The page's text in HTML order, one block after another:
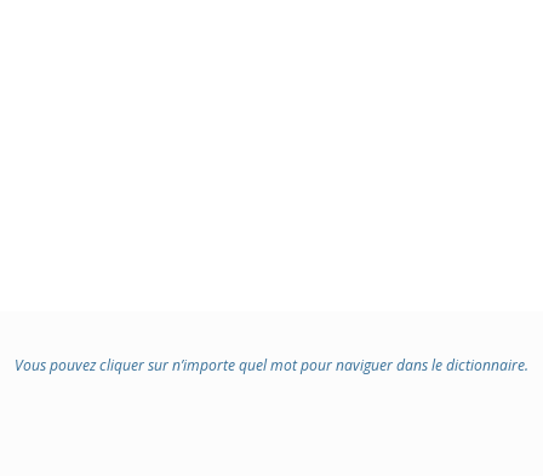
Vous pouvez cliquer sur n’importe quel mot pour naviguer dans le dictionnaire.